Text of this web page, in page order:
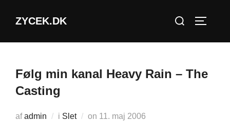
ZYCEK.DK
Søg
Følg min kanal Heavy Rain – The
Casting
afadmin i Slet on Udgivet
11. maj 2006